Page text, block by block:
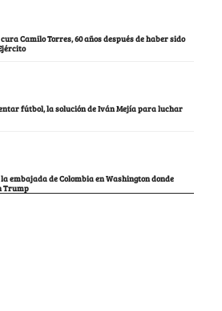
Camilo Torres, 60 años después de haber sido
fútbol, la solución de Iván Mejía para luchar
embajada de Colombia en Washington donde
Trump